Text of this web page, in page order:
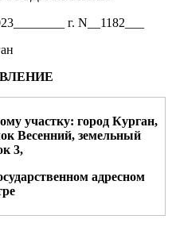
г. N__1182___
участку: город Курган,
Весенний, земельный
3,
адресном